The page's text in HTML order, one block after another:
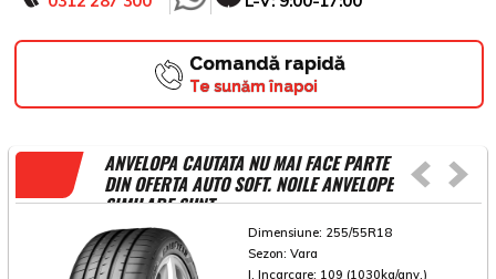
Comandă rapidă
Te sunăm înapoi
ANVELOPA CAUTATA NU MAI FACE PARTE
DIN OFERTA AUTO SOFT. NOILE ANVELOPE
SIMILARE SUNT
Dimensiune: 255/55R18
Sezon: Vara
I. Incarcare: 109 (1030kg/anv.)